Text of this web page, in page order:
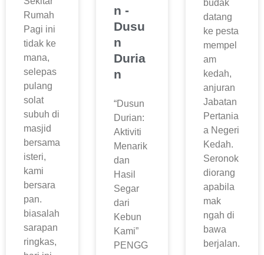
Rumah
Pagi ini
tidak ke
mana,
selepas
pulang
solat
subuh di
masjid
bersama
isteri,
kami
bersara
pan.
biasalah
sarapan
ringkas,
n -
Dusu
n
Duria
n
“Dusun
Durian:
Aktiviti
Menarik
dan
Hasil
Segar
dari
Kebun
Kami”
PENGG
budak
datang
ke pesta
mempel
am
kedah,
anjuran
Jabatan
Pertania
a Negeri
Kedah.
Seronok
diorang
apabila
mak
ngah di
bawa
berjalan.